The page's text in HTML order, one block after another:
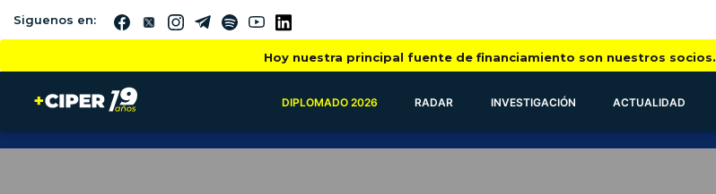
Siguenos en:
Hoy nuestra principal fuente de financiamiento son nuestros socios.
DIPLOMADO 2026 RADAR INVESTIGACIÓN ACTUALIDAD